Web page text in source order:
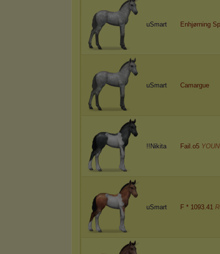
uSmart Enhjørning Sp
uSmart Camargue
!!Nikita Fail.o5
uSmart F * 1093.41